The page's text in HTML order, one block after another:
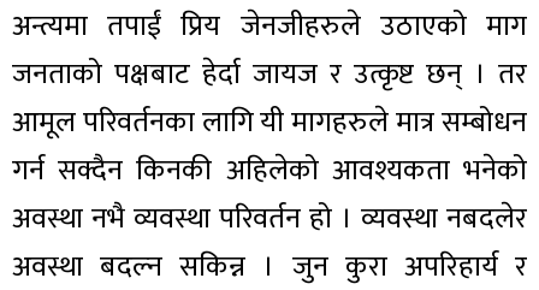
अन्त्यमा तपाईं प्रिय जेनजीहरुले उठाएको माग
जनताको पक्षबाट हेर्दा जायज र उत्कृष्ट छन् । तर
आमूल परिवर्तनका लागि यी मागहरुले मात्र सम्बोधन
गर्न सक्दैन किनकी अहिलेको आवश्यकता भनेको
अवस्था नभै व्यवस्था परिवर्तन हो । व्यवस्था नबदलेर
अवस्था बदल्न सकिन्न । जुन कुरा अपरिहार्य र